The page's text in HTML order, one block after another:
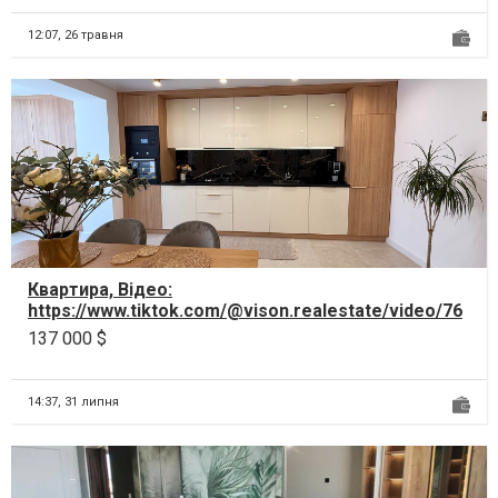
12:07, 26 травня
Квартира, Відео:
https://www.tiktok.com/@vison.realestate/video/76
52694042077072648 Продається нейм...
137 000 $
14:37, 31 липня